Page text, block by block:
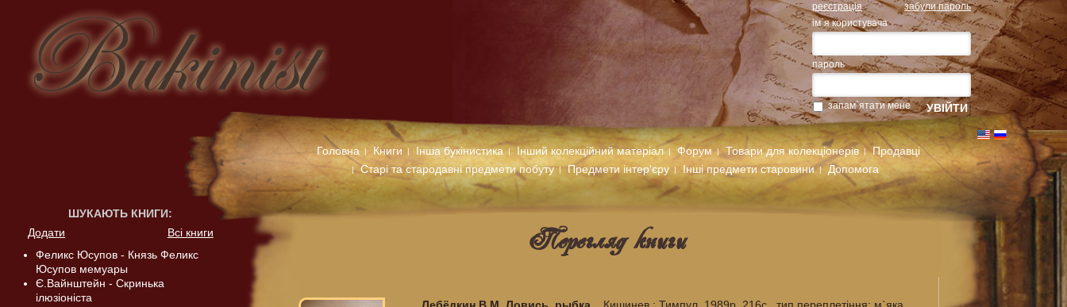
реєстрація
забули пароль
ім`я користувача
пароль
запам`ятати мене
Головна Книги Інша букінистика Інший колекційний матеріал Форум Товари для колекціонерів
Продавці
Старі та стародавні предмети побуту
Предмети інтер'єру Інші предмети старовини Допомога
Перегляд книги
ШУКАЮТЬ КНИГИ:
Додати
Всі книги
Феликс Юсупов - Князь Феликс
Юсупов мемуары
Є.Вайнштейн - Скринька
ілюзіоніста